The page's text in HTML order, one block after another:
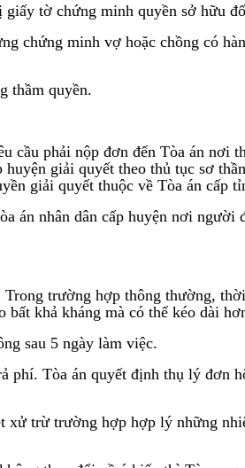
giấy tờ chứng minh quyền sở hữu
chứng minh vợ hoặc chồng có
thầm quyền.
cầu phải nộp đơn đến Tòa án
giải quyết theo thủ tục sơ
giải quyết thuộc về Tòa án cấp
án nhân dân cấp huyện nơi
trường hợp thông thường,
khả kháng mà có thể kéo dài
sau 5 ngày làm việc.
Tòa án quyết định thụ lý đơn
trừ trường hợp hợp lý những